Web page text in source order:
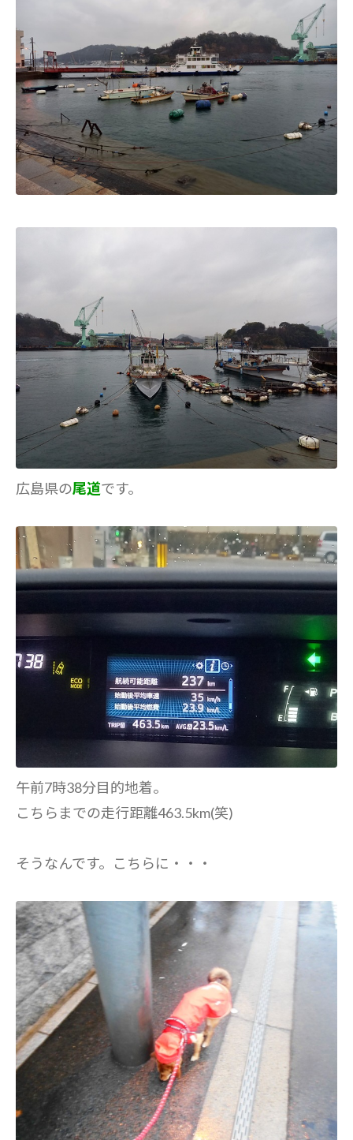
広島県の尾道です。
午前7時38分目的地着。
こちらまでの走行距離463.5km(笑)
そうなんです。こちらに・・・